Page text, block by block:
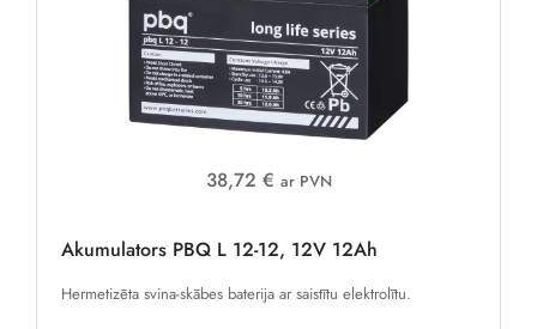
38,72 € ar PVN
Akumulators PBQ L 12-12, 12V 12Ah
Hermetizēta svina-skābes baterija ar saistītu elektrolītu.